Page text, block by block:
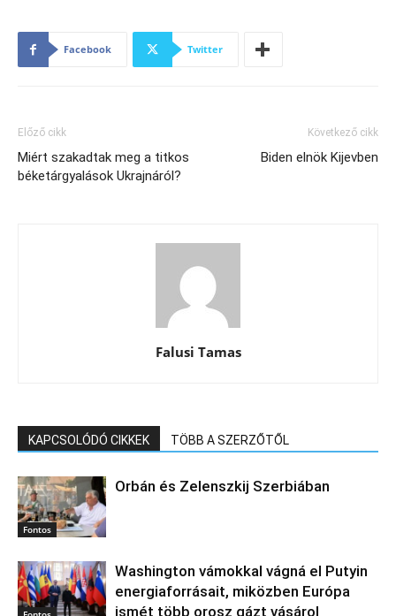
Facebook Twitter
Előző cikk
Miért szakadtak meg a titkos
béketárgyalások Ukrajnáról?
Következő cikk
Biden elnök Kijevben
Falusi Tamas
KAPCSOLÓDÓ CIKKEK TÖBB A SZERZŐTŐL
Fontos
Orbán és Zelenszkij Szerbiában
Washington vámokkal vágná el Putyin
energiaforrásait, miközben Európa
ismét több orosz gázt vásárol